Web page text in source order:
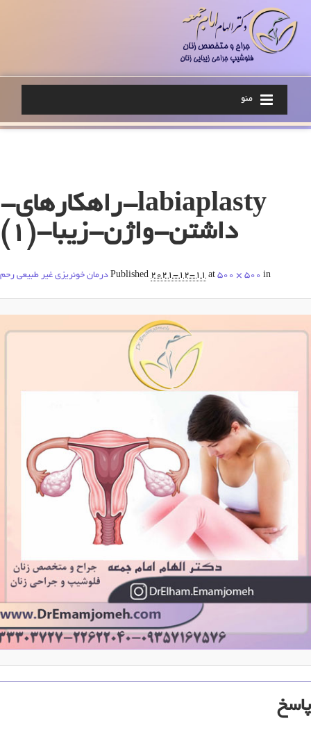
منو
labiaplasty-راهکارهای-
داشتن-واژن-زیبا-(1)
Published 2021-12-11 at 500 × 500 in درمان خونریزی غیر طبیعی رحم
پاسخ